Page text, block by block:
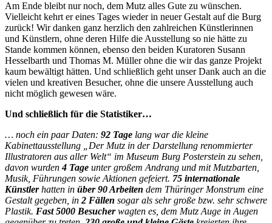
Am Ende bleibt nur noch, dem Mutz alles Gute zu wünschen.
Vielleicht kehrt er eines Tages wieder in neuer Gestalt auf die Burg
zurück! Wir danken ganz herzlich den zahlreichen Künstlerinnen
und Künstlern, ohne deren Hilfe die Ausstellung so nie hätte zu
Stande kommen können, ebenso den beiden Kuratoren Susann
Hesselbarth und Thomas M. Müller ohne die wir das ganze Projekt
kaum bewältigt hätten. Und schließlich geht unser Dank auch an die
vielen und kreativen Besucher, ohne die unsere Ausstellung auch
nicht möglich gewesen wäre.
Und schließlich für die Statistiker…
… noch ein paar Daten: 92 Tage lang war die kleine
Kabinettausstellung „Der Mutz in der Darstellung renommierter
Illustratoren aus aller Welt“ im Museum Burg Posterstein zu sehen,
davon wurden4 Tage unter großem Andrang und mit Mutzbarten,
Musik, Führungen sowie Aktionen gefeiert. 75 internationale
Künstlerhatten in über 90 Arbeiten dem Thüringer Monstrum eine
Gestalt gegeben, in2 Fällen sogar als sehr große bzw. sehr schwere
Plastik. Fast 5000 Besucherwagten es, dem Mutz Auge in Augen